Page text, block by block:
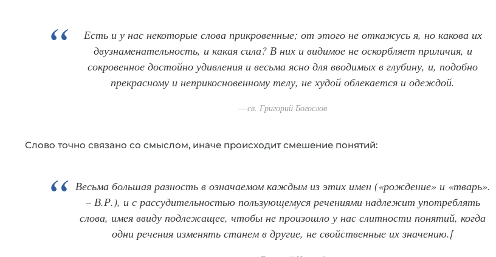
Есть и у нас некоторые слова прикровенные; от этого не откажусь я, но какова их
двузнаменательность, и какая сила? В них и видимое не оскорбляет приличия, и
сокровенное достойно удивления и весьма ясно для вводимых в глубину, и, подобно
прекрасному и неприкосновенному телу, не худой облекается и одеждой.
св. Григорий Богослов
Слово точно связано со смыслом, иначе происходит смешение понятий:
Весьма большая разность в означаемом каждым из этих имен («рождение» и «тварь».
– В.Р.), и с рассудительностью пользующемуся речениями надлежит употреблять
слова, имея ввиду подлежащее, чтобы не произошло у нас слитности понятий, когда
одни речения изменять станем в другие, не свойственные их значению.[